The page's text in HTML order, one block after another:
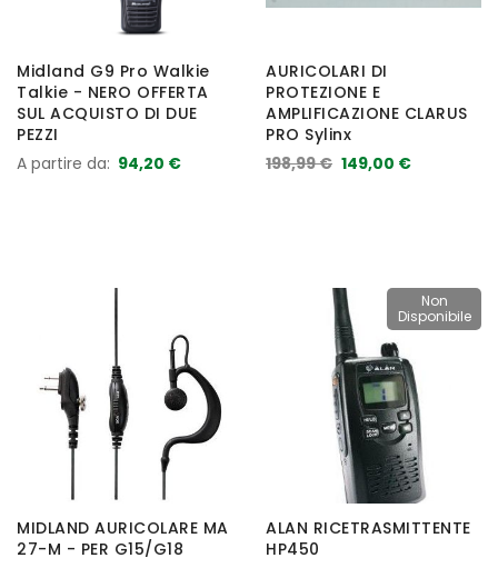
Midland G9 Pro Walkie
Talkie - NERO OFFERTA
SUL ACQUISTO DI DUE
PEZZI
A partire da 94,20 €
AURICOLARI DI
PROTEZIONE E
AMPLIFICAZIONE CLARUS
PRO Sylinx
149,00 €
198,99 €
MIDLAND AURICOLARE MA
27-M - PER G15/G18
Non
Disponibile
ALAN RICETRASMITTENTE
HP450